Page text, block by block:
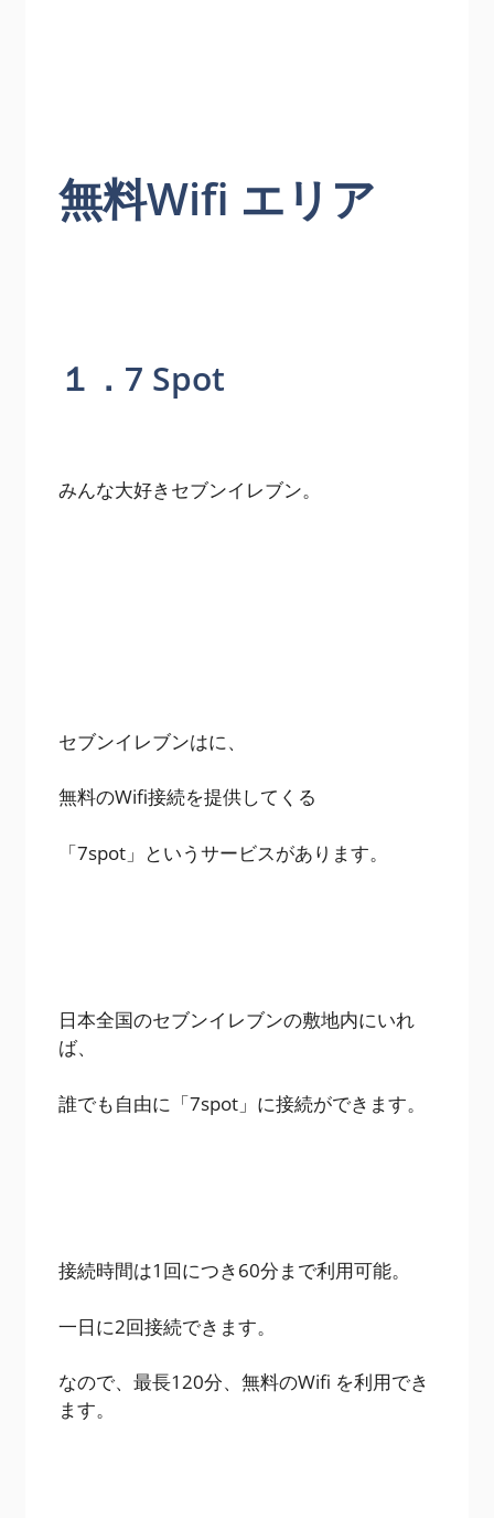
無料Wifi エリア
１．7 Spot
みんな大好きセブンイレブン。
セブンイレブンはに、
無料のWifi接続を提供してくる
「7spot」というサービスがあります。
日本全国のセブンイレブンの敷地内にいれ
ば、
誰でも自由に「7spot」に接続ができます。
接続時間は1回につき60分まで利用可能。
一日に2回接続できます。
なので、最長120分、無料のWifi を利用でき
ます。